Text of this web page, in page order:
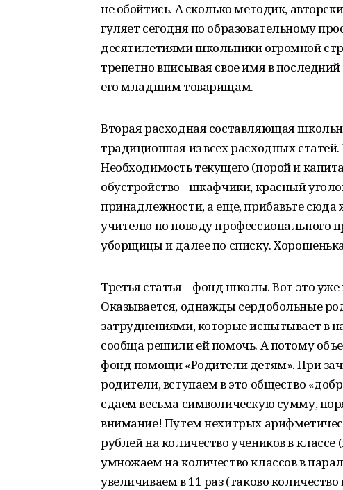
не обойтись. А сколько методик,
гуляет сегодня по образовательному
десятилетиями школьники огромной
трепетно вписывая свое имя в
его младшим товарищам.
Вторая расходная составляющая
традиционная из всех расходных
Необходимость текущего (порой и
обустройство - шкафчики, красный
принадлежности, а еще, прибавьте сюда
учителю по поводу профессионального
уборщицы и далее по списку.
Третья статья – фонд школы. Вот это
Оказывается, однажды сердобольные
затруднениями, которые испытывает в
сообща решили ей помочь. А потому
фонд помощи «Родители детям». При
родители, вступаем в это общество
сдаем весьма символическую сумму,
внимание! Путем нехитрых
рублей на количество учеников в
умножаем на количество классов в
увеличиваем в 11 раз (таково